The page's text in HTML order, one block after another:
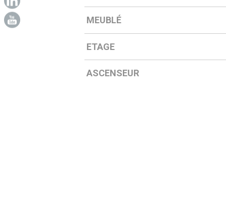
MEUBLÉ
ETAGE
ASCENSEUR